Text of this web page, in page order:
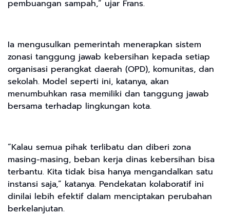
pembuangan sampah,” ujar Frans.
Ia mengusulkan pemerintah menerapkan sistem
zonasi tanggung jawab kebersihan kepada setiap
organisasi perangkat daerah (OPD), komunitas, dan
sekolah. Model seperti ini, katanya, akan
menumbuhkan rasa memiliki dan tanggung jawab
bersama terhadap lingkungan kota.
“Kalau semua pihak terlibatu dan diberi zona
masing-masing, beban kerja dinas kebersihan bisa
terbantu. Kita tidak bisa hanya mengandalkan satu
instansi saja,” katanya. Pendekatan kolaboratif ini
dinilai lebih efektif dalam menciptakan perubahan
berkelanjutan.